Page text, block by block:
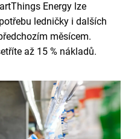
Energy lze
ledničky i dalších
měsícem.
až 15 % nákladů.